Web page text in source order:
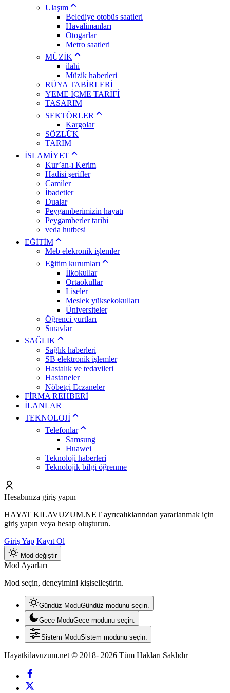
Ulaşım
Belediye otobüs saatleri
Havalimanları
Otogarlar
Metro saatleri
MÜZİK
ilahi
Müzik haberleri
RÜYA TABİRLERİ
YEME İÇME TARİFİ
TASARIM
SEKTÖRLER
Kargolar
SÖZLÜK
TARIM
İSLAMİYET
Kur’an-ı Kerim
Hadisi şerifler
Camiler
İbadetler
Dualar
Peygamberimizin hayatı
Peygamberler tarihi
veda hutbesi
EĞİTİM
Meb elekronik işlemler
Eğitim kurumları
İlkokullar
Ortaokullar
Liseler
Meslek yüksekokulları
Üniversiteler
Öğrenci yurtları
Sınavlar
SAĞLIK
Sağlık haberleri
SB elektronik işlemler
Hastalık ve tedavileri
Hastaneler
Nöbetçi Eczaneler
FİRMA REHBERİ
İLANLAR
TEKNOLOJİ
Telefonlar
Samsung
Huawei
Teknoloji haberleri
Teknolojik bilgi öğrenme
Hesabınıza giriş yapın
HAYAT KILAVUZUM.NET ayrıcalıklarından yararlanmak için
giriş yapın veya hesap oluşturun.
Giriş Yap Kayıt Ol
Mod değiştir
Mod Ayarları
Mod seçin, deneyimini kişiselleştirin.
Gündüz ModuGündüz modunu seçin.
Gece ModuGece modunu seçin.
Sistem ModuSistem modunu seçin.
Hayatkilavuzum.net © 2018- 2026 Tüm Hakları Saklıdır